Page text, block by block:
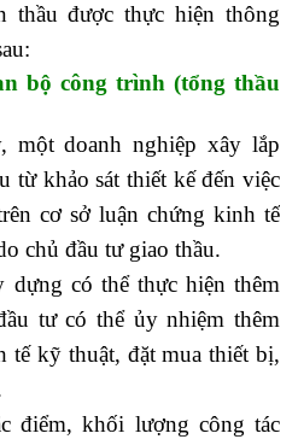
thầu được thực hiện thông
bộ công trình (tổng thầu
một doanh nghiệp xây lắp
từ khảo sát thiết kế đến việc
cơ sở luận chứng kinh tế
chủ đầu tư giao thầu.
dựng có thể thực hiện thêm
tư có thể ủy nhiệm thêm
tế kỹ thuật, đặt mua thiết bị,
điểm, khối lượng công tác